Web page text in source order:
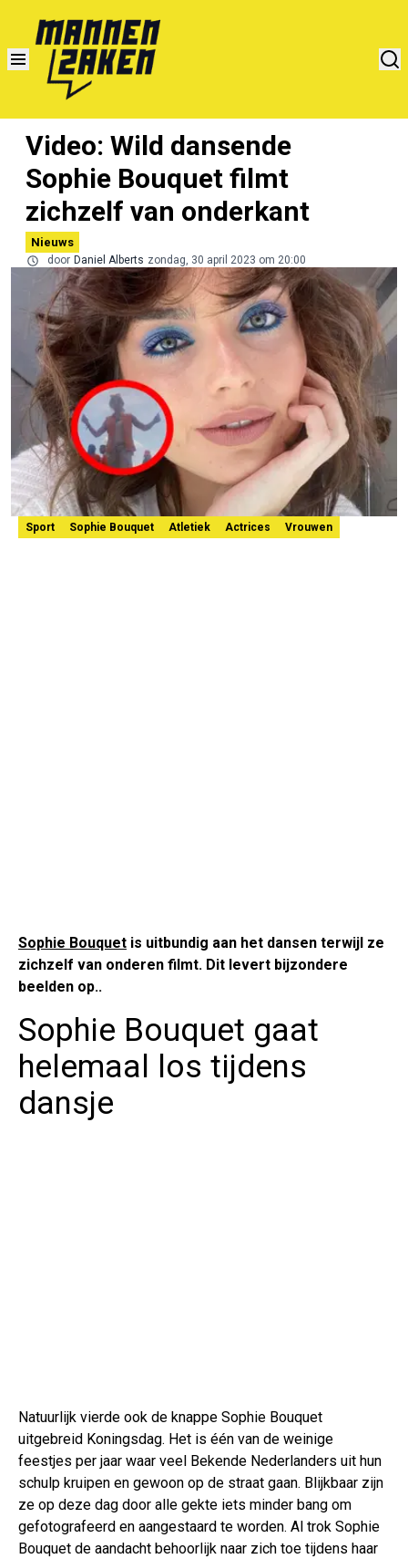
Video: Wild dansende
Sophie Bouquet filmt
zichzelf van onderkant
Nieuws
door Daniel Alberts zondag, 30 april 2023 om 20:00
Sport Sophie Bouquet Atletiek Actrices Vrouwen
Sophie Bouquet is uitbundig aan het dansen terwijl ze
zichzelf van onderen filmt. Dit levert bijzondere
beelden op..
Sophie Bouquet gaat
helemaal los tijdens
dansje
Natuurlijk vierde ook de knappe Sophie Bouquet
uitgebreid Koningsdag. Het is één van de weinige
feestjes per jaar waar veel Bekende Nederlanders uit hun
schulp kruipen en gewoon op de straat gaan. Blijkbaar zijn
ze op deze dag door alle gekte iets minder bang om
gefotografeerd en aangestaard te worden. Al trok Sophie
Bouquet de aandacht behoorlijk naar zich toe tijdens haar